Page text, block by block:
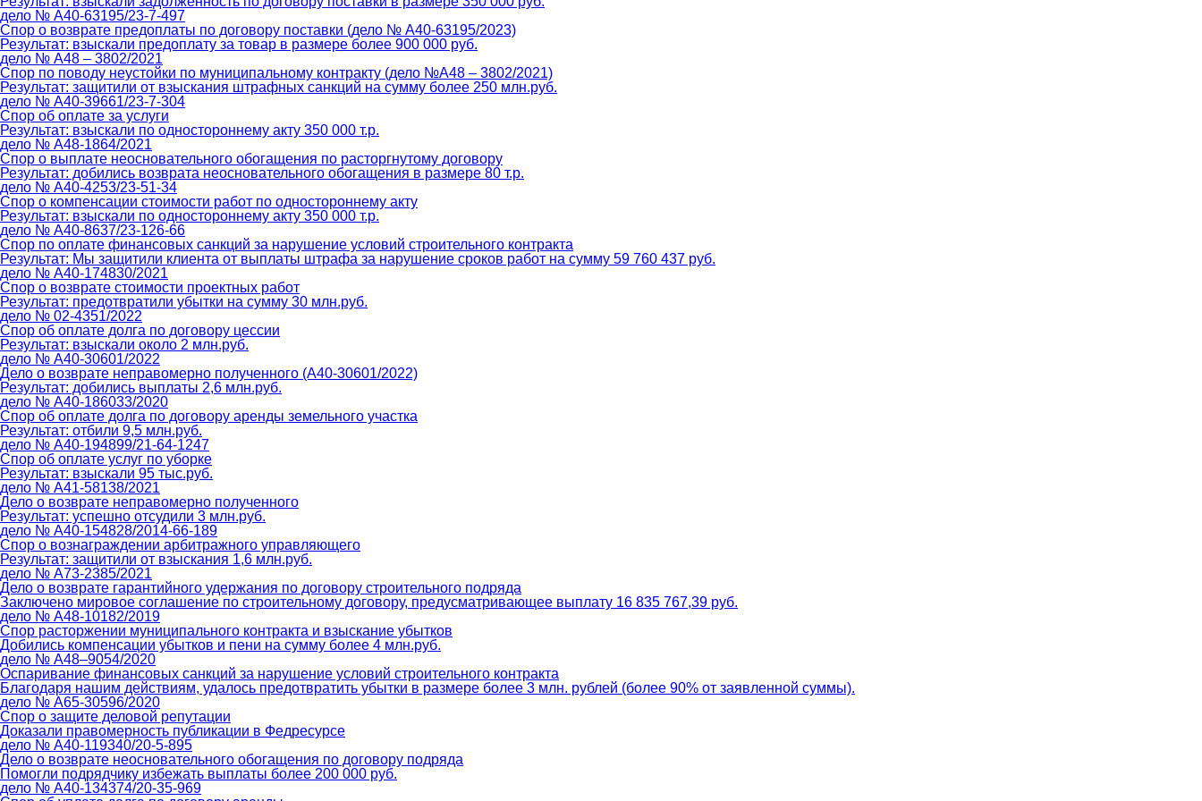
дело № А40-63195/23-7-497
Спор о возврате предоплаты по договору поставки (дело № А40-63195/2023)
Результат: взыскали предоплату за товар в размере более 900 000 руб.
дело № А48 – 3802/2021
Спор по поводу неустойки по муниципальному контракту (дело №А48 – 3802/2021)
Результат: защитили от взыскания штрафных санкций на сумму более 250 млн.руб.
дело № А40-39661/23-7-304
Спор об оплате за услуги
Результат: взыскали по одностороннему акту 350 000 т.р.
дело № А48-1864/2021
Спор о выплате неосновательного обогащения по расторгнутому договору
Результат: добились возврата неосновательного обогащения в размере 80 т.р.
дело № А40-4253/23-51-34
Спор о компенсации стоимости работ по одностороннему акту
Результат: взыскали по одностороннему акту 350 000 т.р.
дело № А40-8637/23-126-66
Спор по оплате финансовых санкций за нарушение условий строительного контракта
Результат: Мы защитили клиента от выплаты штрафа за нарушение сроков работ на сумму 59 760 437 руб.
дело № А40-174830/2021
Спор о возврате стоимости проектных работ
Результат: предотвратили убытки на сумму 30 млн.руб.
дело № 02-4351/2022
Спор об оплате долга по договору цессии
Результат: взыскали около 2 млн.руб.
дело № А40-30601/2022
Дело о возврате неправомерно полученного (А40-30601/2022)
Результат: добились выплаты 2,6 млн.руб.
дело № А40-186033/2020
Спор об оплате долга по договору аренды земельного участка
Результат: отбили 9,5 млн.руб.
дело № А40-194899/21-64-1247
Спор об оплате услуг по уборке
Результат: взыскали 95 тыс.руб.
дело № А41-58138/2021
Дело о возврате неправомерно полученного
Результат: успешно отсудили 3 млн.руб.
дело № А40-154828/2014-66-189
Спор о вознаграждении арбитражного управляющего
Результат: защитили от взыскания 1,6 млн.руб.
дело № А73-2385/2021
Дело о возврате гарантийного удержания по договору строительного подряда
Заключено мировое соглашение по строительному договору, предусматривающее выплату 16 835 767,39 руб.
дело № А48-10182/2019
Спор расторжении муниципального контракта и взыскание убытков
Добились компенсации убытков и пени на сумму более 4 млн.руб.
дело № А48–9054/2020
Оспаривание финансовых санкций за нарушение условий строительного контракта
Благодаря нашим действиям, удалось предотвратить убытки в размере более 3 млн. рублей (более 90% от заявленной суммы).
дело № А65-30596/2020
Спор о защите деловой репутации
Доказали правомерность публикации в Федресурсе
дело № А40-119340/20-5-895
Дело о возврате неосновательного обогащения по договору подряда
Помогли подрядчику избежать выплаты более 200 000 руб.
дело № А40-134374/20-35-969